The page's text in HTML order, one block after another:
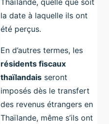
la date à laquelle ils ont
été perçus.
En d’autres termes, les
résidents fiscaux
thaïlandais seront
imposés dès le transfert
des revenus étrangers en
Thaïlande, même s’ils ont